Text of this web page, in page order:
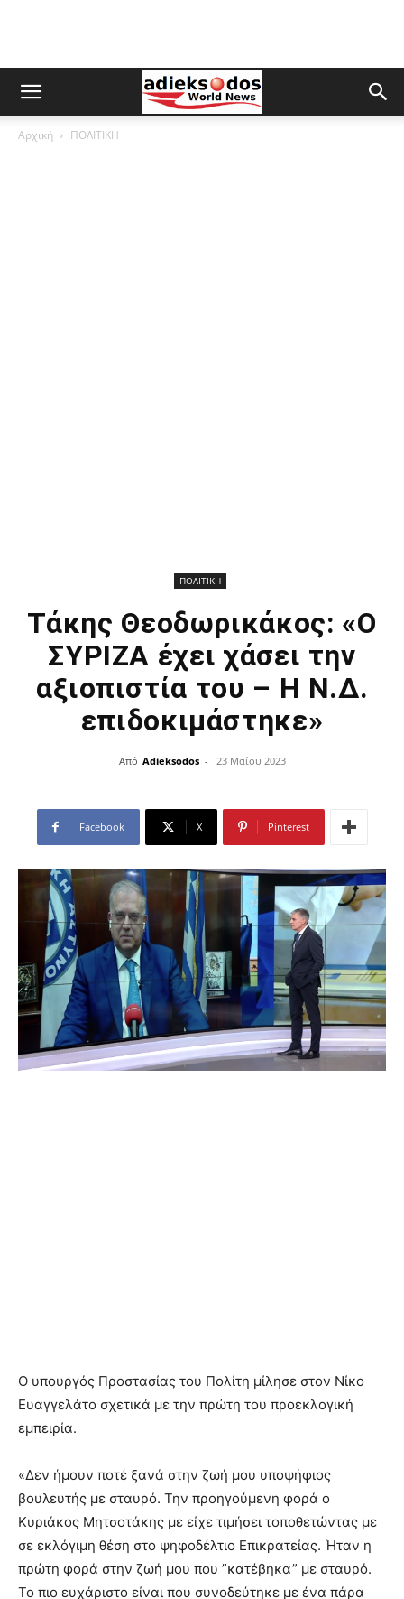
Αρχική ΠΟΛΙΤΙΚΗ
ΠΟΛΙΤΙΚΗ
Τάκης Θεοδωρικάκος: «Ο
ΣΥΡΙΖΑ έχει χάσει την
αξιοπιστία του – Η Ν.Δ.
επιδοκιμάστηκε»
Από Adieksodos - 23 Μαΐου 2023
Facebook X Pinterest
Ο υπουργός Προστασίας του Πολίτη μίλησε στον Νίκο
Ευαγγελάτο σχετικά με την πρώτη του προεκλογική
εμπειρία.
«Δεν ήμουν ποτέ ξανά στην ζωή μου υποψήφιος
βουλευτής με σταυρό. Την προηγούμενη φορά ο
Κυριάκος Μητσοτάκης με είχε τιμήσει τοποθετώντας με
σε εκλόγιμη θέση στο ψηφοδέλτιο Επικρατείας. Ήταν η
πρώτη φορά στην ζωή μου που ”κατέβηκα” με σταυρό.
Το πιο ευχάριστο είναι που συνοδεύτηκε με ένα πάρα